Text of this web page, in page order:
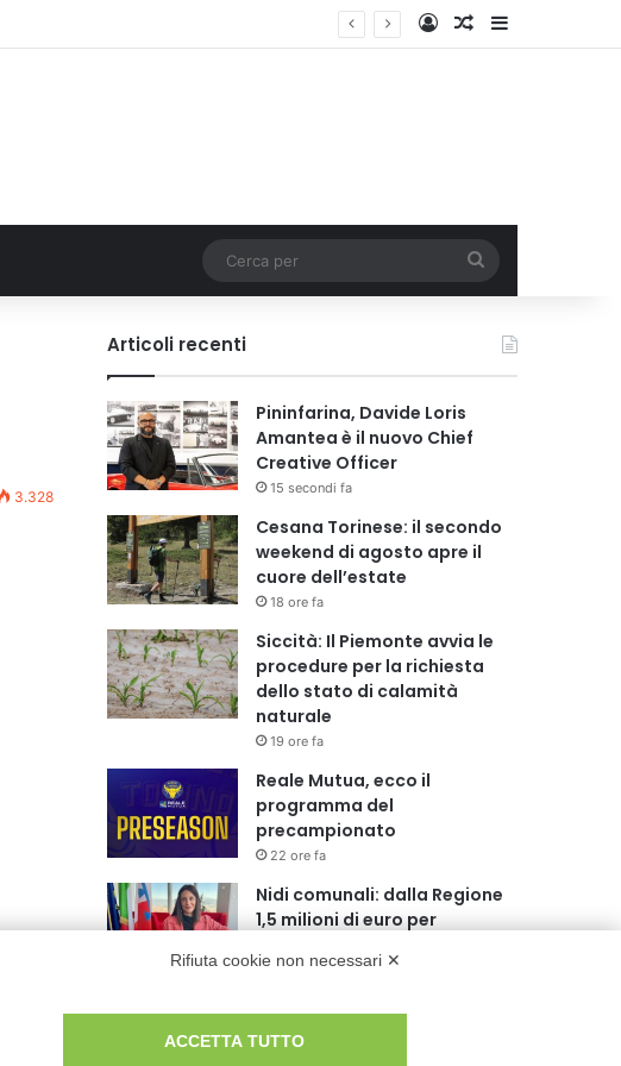
AccediUn articolo a
per
3.328
Articoli recenti
Pininfarina, Davide Loris
Amantea è il nuovo Chief
Creative Officer
15 secondi fa
Cesana Torinese: il secondo
weekend di agosto apre il
cuore dell’estate
18 ore fa
Siccità: Il Piemonte avvia le
procedure per la richiesta
dello stato di calamità
naturale
19 ore fa
Reale Mutua, ecco il
programma del
precampionato
22 ore fa
Nidi comunali: dalla Regione
1,5 milioni di euro per
parità di tariffa
Eclissi di Sole del 12 agosto:
Rifiuta cookie non necessari ✕
ACCETTA TUTTO